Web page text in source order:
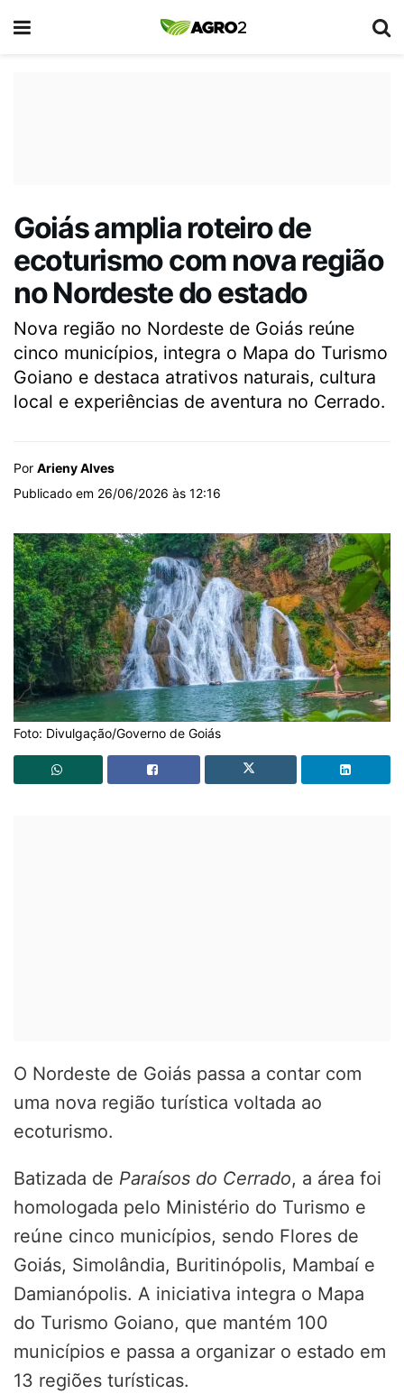
Goiás amplia roteiro de
ecoturismo com nova região
no Nordeste do estado
Nova região no Nordeste de Goiás reúne
cinco municípios, integra o Mapa do Turismo
Goiano e destaca atrativos naturais, cultura
local e experiências de aventura no Cerrado.
Por Arieny Alves
Publicado em 26/06/2026 às 12:16
Foto: Divulgação/Governo de Goiás
O Nordeste de Goiás passa a contar com
uma nova região turística voltada ao
ecoturismo.
Batizada de Paraísos do Cerrado, a área foi
homologada pelo Ministério do Turismo e
reúne cinco municípios, sendo Flores de
Goiás, Simolândia, Buritinópolis, Mambaí e
Damianópolis. A iniciativa integra o Mapa
do Turismo Goiano, que mantém 100
municípios e passa a organizar o estado em
13 regiões turísticas.